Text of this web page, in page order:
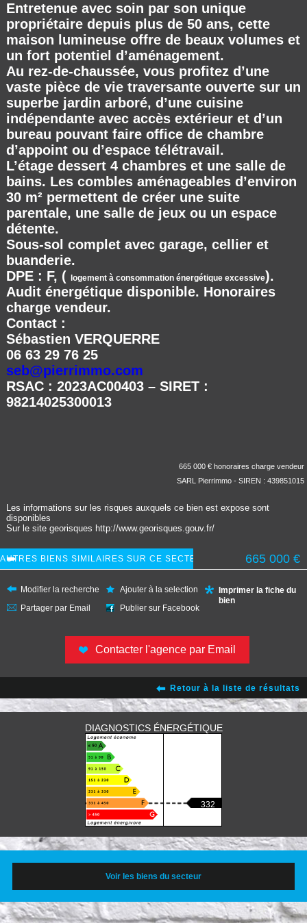
Entretenue avec soin par son unique
propriétaire depuis plus de 50 ans, cette
maison lumineuse offre de beaux volumes et
un fort potentiel d’aménagement.
Au rez-de-chaussée, vous profitez d’une
vaste pièce de vie traversante ouverte sur un
superbe jardin arboré, d’une cuisine
indépendante avec accès extérieur et d’un
bureau pouvant faire office de chambre
d’appoint ou d’espace télétravail.
L’étage dessert 4 chambres et une salle de
bains. Les combles aménageables d’environ
30 m² permettent de créer une suite
parentale, une salle de jeux ou un espace
détente.
Sous-sol complet avec garage, cellier et
buanderie.
DPE : F, (
logement à consommation énergétique excessive).
Audit énergétique disponible. Honoraires
charge vendeur.
Contact :
Sébastien VERQUERRE
06 63 29 76 25
seb@pierrimmo.com
RSAC : 2023AC00403 – SIRET :
98214025300013
665 000 € honoraires charge vendeur
SARL Pierrimmo - SIREN : 439851015
Les informations sur les risques auxquels ce bien est expose sont
disponibles
Sur le site georisques http://www.georisques.gouv.fr/
665 000 €
Modifier la recherche
Partager par Email
Ajouter à la selection
Publier sur Facebook
Imprimer la fiche du
bien
Contacter l'agence par Email
Retour à la liste de résultats
DIAGNOSTICS ÉNERGÉTIQUE
332
Voir les biens du secteur